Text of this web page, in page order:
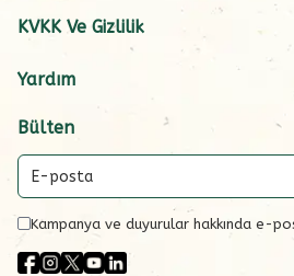
KVKK Ve Gizlilik
Yardım
Bülten
Kampanya ve duyurular hakkında e-